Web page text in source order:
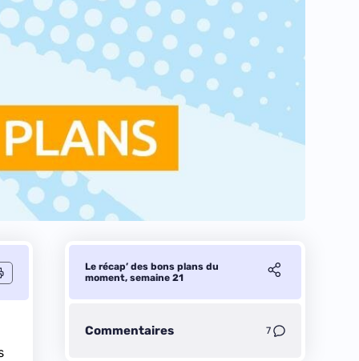
Le récap’ des bons plans du
moment, semaine 21
Commentaires 7